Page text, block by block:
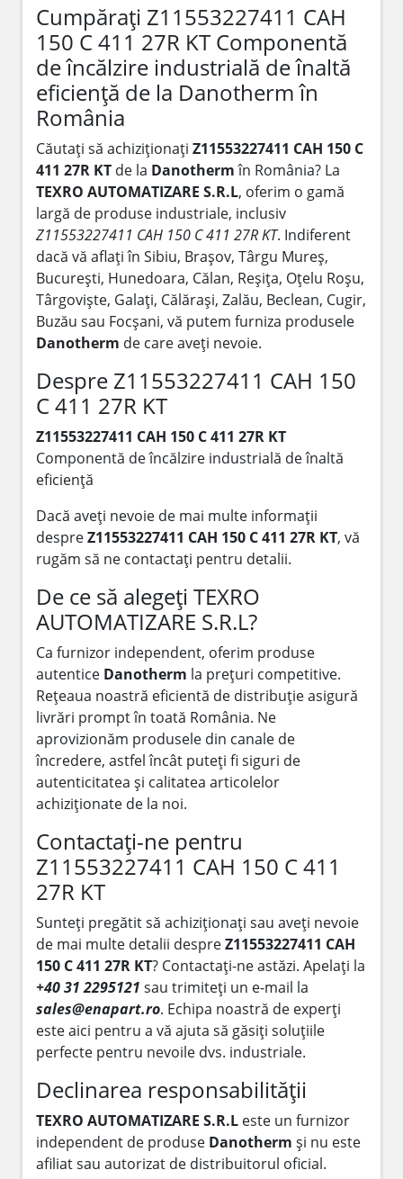
Cumpărați Z11553227411 CAH
150 C 411 27R KT Componentă
de încălzire industrială de înaltă
eficiență de la Danotherm în
România
Căutați să achiziționați Z11553227411 CAH 150 C
411 27R KT de la Danothermîn România? La
TEXRO AUTOMATIZARE S.R.L, oferim o gamă
largă de produse industriale, inclusiv
Z11553227411 CAH 150 C 411 27R KT. Indiferent
dacă vă aflați în Sibiu, Brașov, Târgu Mureș,
București, Hunedoara, Călan, Reșița, Oțelu Roșu,
Târgoviște, Galați, Călărași, Zalău, Beclean, Cugir,
Buzău sau Focșani, vă putem furniza produsele
Danotherm de care aveți nevoie.
Despre Z11553227411 CAH 150
C 411 27R KT
Z11553227411 CAH 150 C 411 27R KT
Componentă de încălzire industrială de înaltă
eficiență
Dacă aveți nevoie de mai multe informații
despreZ11553227411 CAH 150 C 411 27R KT, vă
rugăm să ne contactați pentru detalii.
De ce să alegeți TEXRO
AUTOMATIZARE S.R.L?
Ca furnizor independent, oferim produse
autentice Danotherm la prețuri competitive.
Rețeaua noastră eficientă de distribuție asigură
livrări prompt în toată România. Ne
aprovizionăm produsele din canale de
încredere, astfel încât puteți fi siguri de
autenticitatea și calitatea articolelor
achiziționate de la noi.
Contactați-ne pentru
Z11553227411 CAH 150 C 411
27R KT
Sunteți pregătit să achiziționați sau aveți nevoie
de mai multe detalii despreZ11553227411 CAH
150 C 411 27R KT? Contactați-ne astăzi. Apelați la
+40 31 2295121 sau trimiteți un e-mail la
sales@enapart.ro. Echipa noastră de experți
este aici pentru a vă ajuta să găsiți soluțiile
perfecte pentru nevoile dvs. industriale.
Declinarea responsabilității
TEXRO AUTOMATIZARE S.R.L este un furnizor
independent de produse Danotherm și nu este
afiliat sau autorizat de distribuitorul oficial.